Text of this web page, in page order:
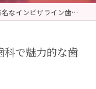
ザライン歯科で魅力的な歯並びを手に入れよう！
科で魅力的な歯